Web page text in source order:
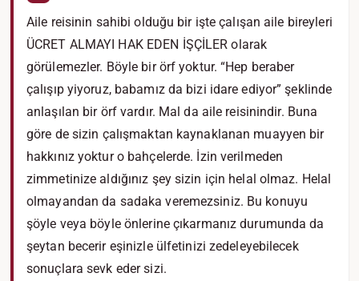
Aile reisinin sahibi olduğu bir işte çalışan aile bireyleri
ÜCRET ALMAYI HAK EDEN İŞÇİLER olarak
görülemezler. Böyle bir örf yoktur. “Hep beraber
çalışıp yiyoruz, babamız da bizi idare ediyor” şeklinde
anlaşılan bir örf vardır. Mal da aile reisinindir. Buna
göre de sizin çalışmaktan kaynaklanan muayyen bir
hakkınız yoktur o bahçelerde. İzin verilmeden
zimmetinize aldığınız şey sizin için helal olmaz. Helal
olmayandan da sadaka veremezsiniz. Bu konuyu
şöyle veya böyle önlerine çıkarmanız durumunda da
şeytan becerir eşinizle ülfetinizi zedeleyebilecek
sonuçlara sevk eder sizi.